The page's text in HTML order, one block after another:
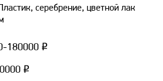
серебрение, цветной лак
180000 ₽
₽